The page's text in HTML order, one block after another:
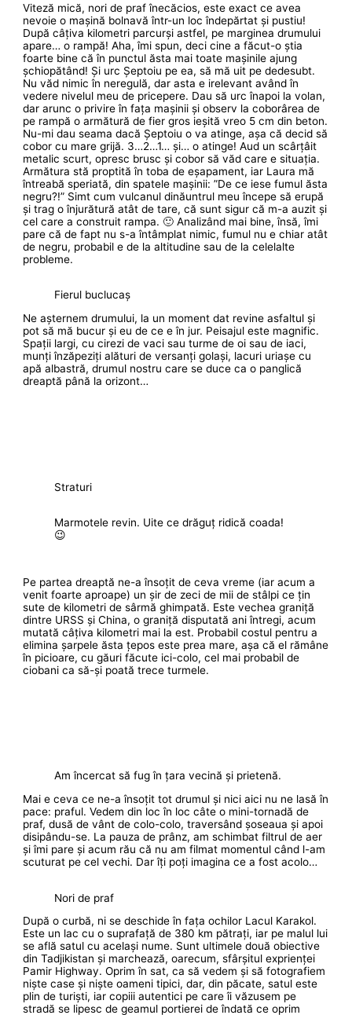
Viteză mică, nori de praf înecăcios, este exact ce avea
nevoie o mașină bolnavă într-un loc îndepărtat și pustiu!
După câțiva kilometri parcurși astfel, pe marginea drumului
apare… o rampă! Aha, îmi spun, deci cine a făcut-o știa
foarte bine că în punctul ăsta mai toate mașinile ajung
șchiopătând! Și urc Șeptoiu pe ea, să mă uit pe dedesubt.
Nu văd nimic în neregulă, dar asta e irelevant având în
vedere nivelul meu de pricepere. Dau să urc înapoi la volan,
dar arunc o privire în fața mașinii și observ la coborârea de
pe rampă o armătură de fier gros ieșită vreo 5 cm din beton.
Nu-mi dau seama dacă Șeptoiu o va atinge, așa că decid să
cobor cu mare grijă. 3…2…1… și… o atinge! Aud un scârțâit
metalic scurt, opresc brusc și cobor să văd care e situația.
Armătura stă proptită în toba de eșapament, iar Laura mă
întreabă speriată, din spatele mașinii: ”De ce iese fumul ăsta
negru?!” Simt cum vulcanul dinăuntrul meu începe să erupă
și trag o înjurătură atât de tare, că sunt sigur că m-a auzit și
cel care a construit rampa. 🙂 Analizând mai bine, însă, îmi
pare că de fapt nu s-a întâmplat nimic, fumul nu e chiar atât
de negru, probabil e de la altitudine sau de la celelalte
probleme.
Fierul buclucaș
Ne așternem drumului, la un moment dat revine asfaltul și
pot să mă bucur și eu de ce e în jur. Peisajul este magnific.
Spații largi, cu cirezi de vaci sau turme de oi sau de iaci,
munți înzăpeziți alături de versanți golași, lacuri uriașe cu
apă albastră, drumul nostru care se duce ca o panglică
dreaptă până la orizont…
Straturi
Marmotele revin. Uite ce drăguț ridică coada!
😉
Pe partea dreaptă ne-a însoțit de ceva vreme (iar acum a
venit foarte aproape) un șir de zeci de mii de stâlpi ce țin
sute de kilometri de sârmă ghimpată. Este vechea graniță
dintre URSS și China, o graniță disputată ani întregi, acum
mutată câțiva kilometri mai la est. Probabil costul pentru a
elimina șarpele ăsta țepos este prea mare, așa că el rămâne
în picioare, cu găuri făcute ici-colo, cel mai probabil de
ciobani ca să-și poată trece turmele.
Am încercat să fug în țara vecină și prietenă.
Mai e ceva ce ne-a însoțit tot drumul și nici aici nu ne lasă în
pace: praful. Vedem din loc în loc câte o mini-tornadă de
praf, dusă de vânt de colo-colo, traversând șoseaua și apoi
disipându-se. La pauza de prânz, am schimbat filtrul de aer
și îmi pare și acum rău că nu am filmat momentul când l-am
scuturat pe cel vechi. Dar îți poți imagina ce a fost acolo…
Nori de praf
După o curbă, ni se deschide în fața ochilor Lacul Karakol.
Este un lac cu o suprafață de 380 km pătrați, iar pe malul lui
se află satul cu același nume. Sunt ultimele două obiective
din Tadjikistan și marchează, oarecum, sfârșitul exprienței
Pamir Highway. Oprim în sat, ca să vedem și să fotografiem
niște case și niște oameni tipici, dar, din păcate, satul este
plin de turiști, iar copiii autentici pe care îi văzusem pe
stradă se lipesc de geamul portierei de îndată ce oprim